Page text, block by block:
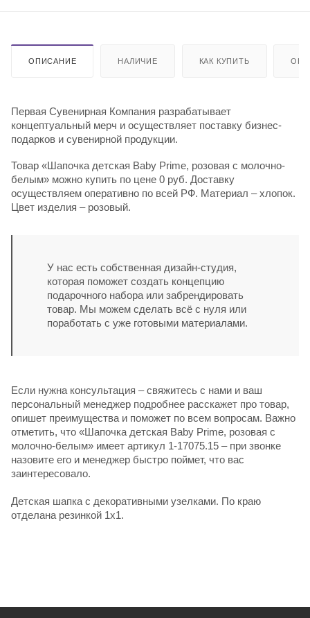
ОПИСАНИЕ НАЛИЧИЕ КАК КУПИТЬ
Первая Сувенирная Компания разрабатывает
концептуальный мерч и осуществляет поставку бизнес-
подарков и сувенирной продукции.
Товар «Шапочка детская Baby Prime, розовая с молочно-
белым» можно купить по цене 0 руб. Доставку
осуществляем оперативно по всей РФ. Материал – хлопок.
Цвет изделия – розовый.
У нас есть собственная дизайн-студия,
которая поможет создать концепцию
подарочного набора или забрендировать
товар. Мы можем сделать всё с нуля или
поработать с уже готовыми материалами.
Если нужна консультация – свяжитесь с нами и ваш
персональный менеджер подробнее расскажет про товар,
опишет преимущества и поможет по всем вопросам. Важно
отметить, что «Шапочка детская Baby Prime, розовая с
молочно-белым» имеет артикул 1-17075.15 – при звонке
назовите его и менеджер быстро поймет, что вас
заинтересовало.
Детская шапка с декоративными узелками. По краю
отделана резинкой 1х1.